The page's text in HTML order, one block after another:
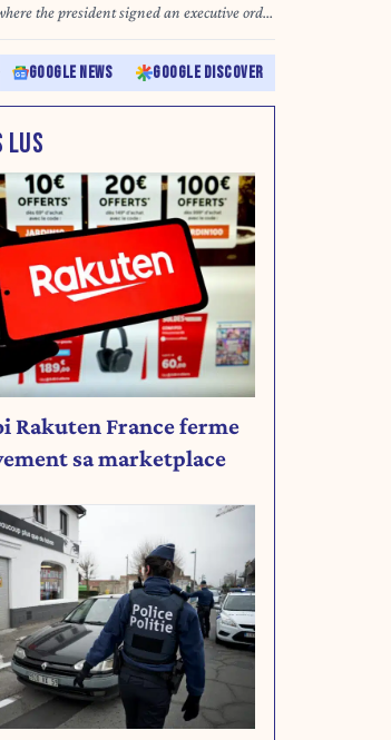
the president signed an executive order
House. (Credit Image: © Michael
Brochstein/ZUMA Press Wire) www.MichaelBrochstein.com 3049828
GOOGLE NEWS GOOGLE DISCOVER
LUS
Rakuten France ferme
sa marketplace